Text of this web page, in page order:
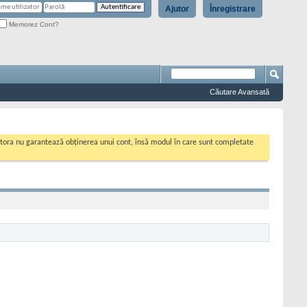
Înregistrare
Ajutor
Memorez Cont?
Căutare Avansată
nu garantează obținerea unui cont, însă modul în care sunt completate